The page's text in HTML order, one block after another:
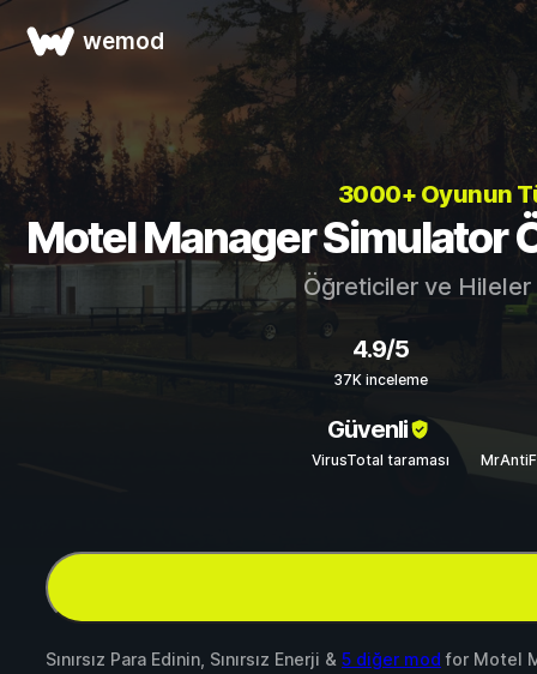
wemod
3000+ Oyunun
Motel Manager Simulator
Öğreticiler ve Hileler
4.9/5
37K inceleme
Güvenli
VirusTotal taraması
Sınırsız Para Edinin, Sınırsız Enerji & 5 diğer mod for Motel